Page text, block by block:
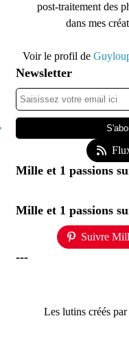
post-traitement des
dans mes
Voir le profil de
Newsletter
Mille et 1 passions
Mille et 1 passions
Suivre
---
Les lutins créés